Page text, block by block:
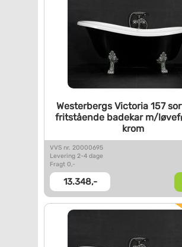
Westerbergs Victoria 157
fritstående badekarm/
krom
VVS nr. 20000695
Levering 2-4 dage
Fragt 0,-
13.348,-